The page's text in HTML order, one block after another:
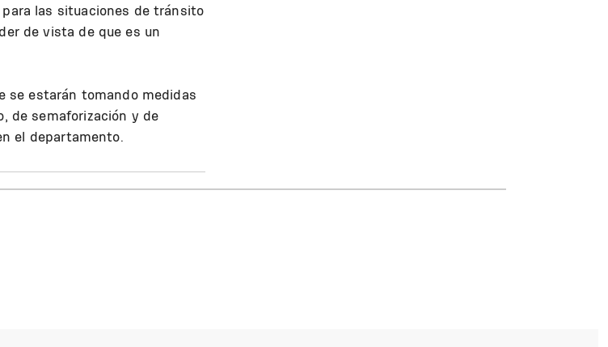
las situaciones de tránsito
de vista de que es un
se estarán tomando medidas
de semaforización y de
el departamento.